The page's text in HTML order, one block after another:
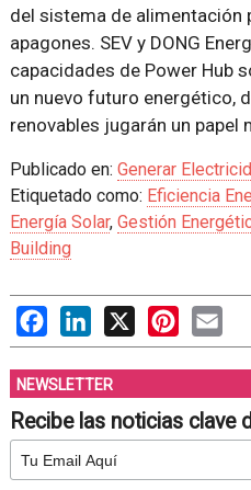
del sistema de alimentación
apagones. SEV y DONG
capacidades de Power Hub
un nuevo futuro energético,
renovables jugarán un papel
Publicado en: Generar
Etiquetado como: Eficiencia
Energía Solar, Gestión
Building
FacebookLinkedIn
X Pinterest
NEWSLETTER
Recibe las noticias clave